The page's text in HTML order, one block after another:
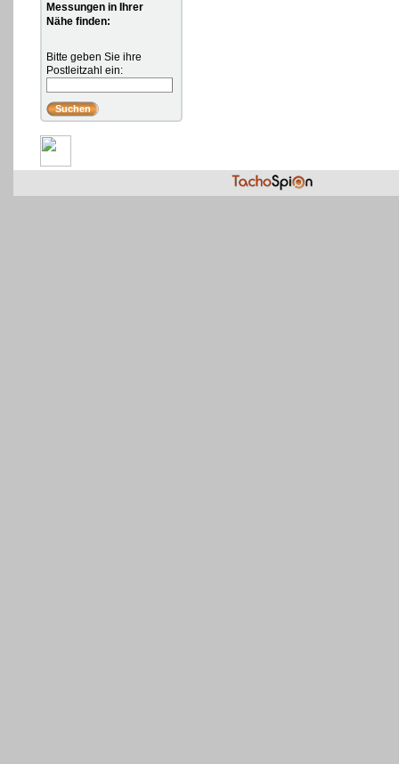
Messungen in Ihrer
Nähe finden:
Bitte geben Sie ihre
Postleitzahl ein: